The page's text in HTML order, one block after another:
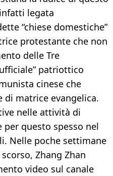
legata
“chiese domestiche”
protestante che non
delle Tre
patriottico
cinese che
di matrice evangelica.
nelle attività di
per questo spesso nel
Nelle poche settimane
Zhang Zhan
video sul canale